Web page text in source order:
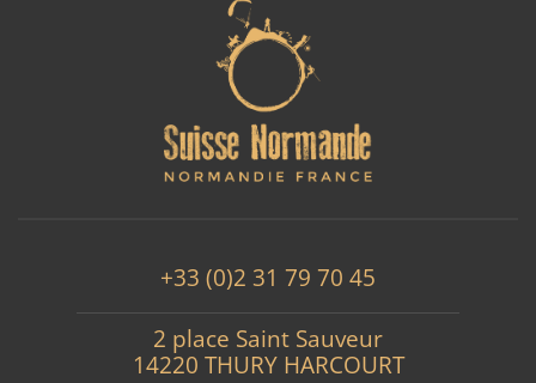
+33 (0)2 31 79 70 45
2 place Saint Sauveur
14220 THURY HARCOURT